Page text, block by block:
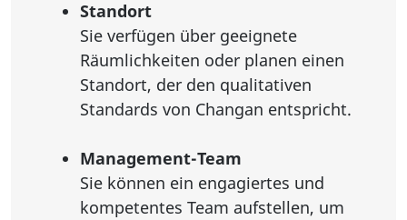
Standort
Sie verfügen über geeignete
Räumlichkeiten oder planen einen
Standort, der den qualitativen
Standards von Changan entspricht.
Management-Team
Sie können ein engagiertes und
kompetentes Team aufstellen, um